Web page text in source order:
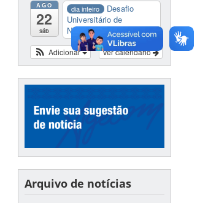
AGO
22
sáb
dia inteiro
Desafio
Universitário de
Nautide...
Ver calendário
Adicionar
Arquivo de notícias